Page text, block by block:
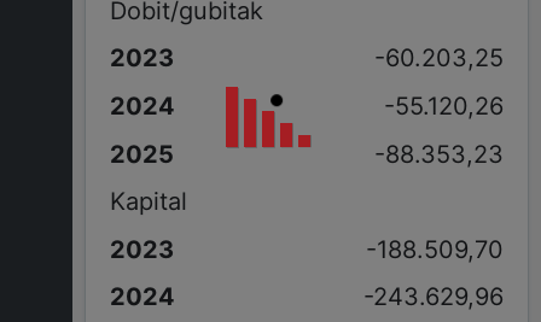
Dobit/gubitak
-60.203,25
-55.120,26
-88.353,23
Kapital
-188.509,70
-243.629,96